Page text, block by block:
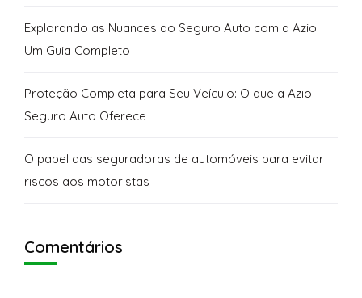
Explorando as Nuances do Seguro Auto com a Azio:
Um Guia Completo
Proteção Completa para Seu Veículo: O que a Azio
Seguro Auto Oferece
O papel das seguradoras de automóveis para evitar
riscos aos motoristas
Comentários